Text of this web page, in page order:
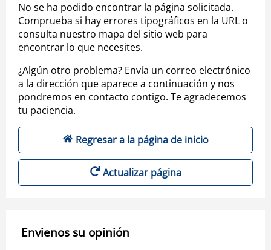
No se ha podido encontrar la página solicitada.
Comprueba si hay errores tipográficos en la URL o
consulta nuestro mapa del sitio web para
encontrar lo que necesites.
¿Algún otro problema? Envía un correo electrónico
a la dirección que aparece a continuación y nos
pondremos en contacto contigo. Te agradecemos
tu paciencia.
Regresar a la página de inicio
Actualizar página
Envienos su opinión